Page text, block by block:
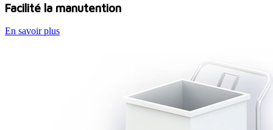
Facilité la manutention
En savoir plus